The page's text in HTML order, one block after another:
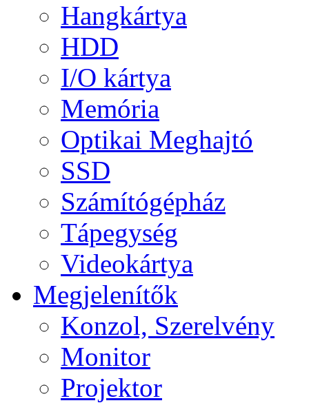
Hangkártya
HDD
I/O kártya
Memória
Optikai Meghajtó
SSD
Számítógépház
Tápegység
Videokártya
Megjelenítők
Konzol, Szerelvény
Monitor
Projektor